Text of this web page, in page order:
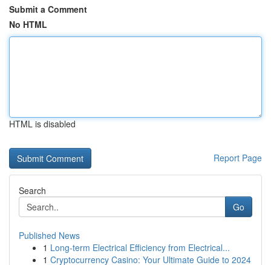
Submit a Comment
No HTML
HTML is disabled
Report Page
Search
Go
Published News
1 Long-term Electrical Efficiency from Electrical...
1 Cryptocurrency Casino: Your Ultimate Guide to 2024